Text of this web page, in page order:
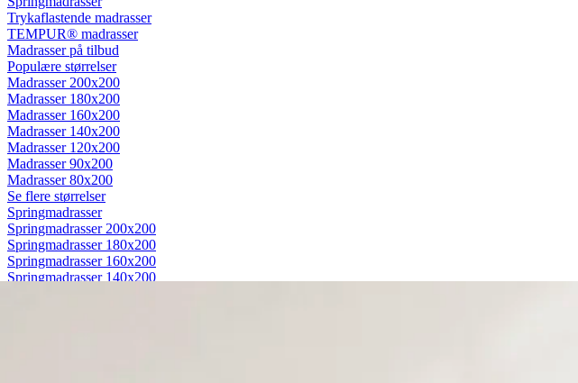
Trykaflastende madrasser
TEMPUR® madrasser
Madrasser på tilbud
Populære størrelser
Madrasser 200x200
Madrasser 180x200
Madrasser 160x200
Madrasser 140x200
Madrasser 120x200
Madrasser 90x200
Madrasser 80x200
Se flere størrelser
Springmadrasser
Springmadrasser 200x200
Springmadrasser 180x200
Springmadrasser 160x200
Springmadrasser 140x200